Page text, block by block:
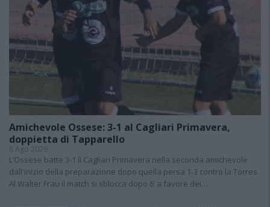
Amichevole Ossese: 3-1 al Cagliari Primavera,
doppietta di Tapparello
8 Ago 2026
L’Ossese batte 3-1 il Cagliari Primavera nella seconda amichevole
dall'inizio della preparazione dopo quella persa 1-3 contro la Torres.
Al Walter Frau il match si sblocca dopo 6’ a favore dei…